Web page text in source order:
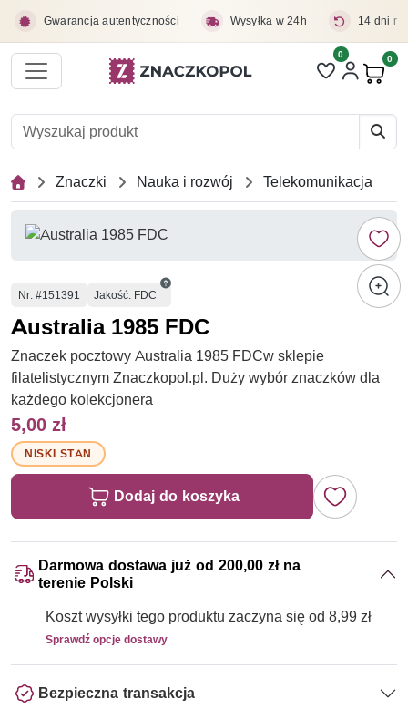
Gwarancja autentyczności Wysyłka w 24h 14 dni
Liczba pozycji
0 0
Znaczki Nauka i rozwój Telekomunikacja
Numer
Nr: #151391 Jakość: FDC
Australia 1985 FDC
Znaczek pocztowy Australia 1985 FDCw sklepie
filatelistycznym Znaczkopol.pl. Duży wybór znaczków dla
każdego kolekcjonera
5,00 zł
NISKI STAN
Dodaj do koszyka
Darmowa dostawa już od 200,00 zł na
terenie Polski
Koszt wysyłki tego produktu zaczyna się od 8,99 zł
Sprawdź opcje dostawy
Bezpieczna transakcja